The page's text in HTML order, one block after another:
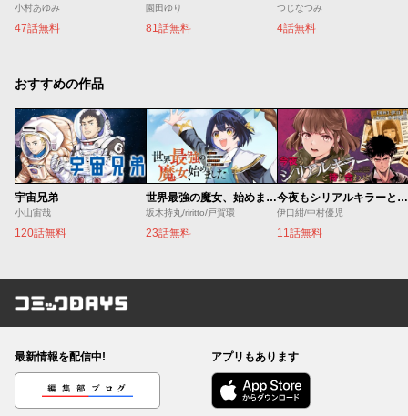
小村あゆみ
47話無料
園田ゆり
81話無料
つじなつみ
4話無料
おすすめの作品
宇宙兄弟
小山宙哉
120話無料
世界最強の魔女、始めました ～私だけ『攻略サイト』を見れる世界で自由に生きます～
坂木持丸/riritto/戸賀環
23話無料
今夜もシリアルキラーと待ち合わせ
伊口紺/中村優児
11話無料
コミックDAYS
最新情報を配信中!
編集部ブログ
アプリもあります